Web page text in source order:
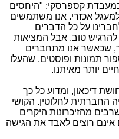
קספרסקי: "היחסים
אכזרי. אנו משתמשים
על כל הדברים
להרגיש טוב. אבל המציאות
שכאשר אנו מתחברים
תמונות ופוסטים, שהעלו
יותר מאיתנו.
דיכאון, ומדוע כל כך
החברתית לחלוטין. הקושי
מהזיכרונות היקרים
רוצים לאבד את הגישה